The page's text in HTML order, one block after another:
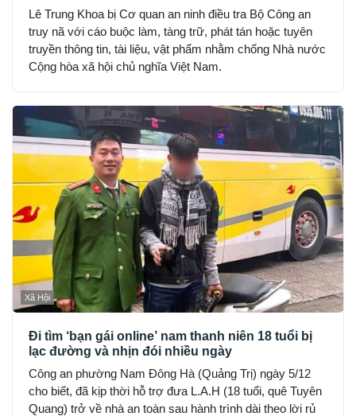
Lê Trung Khoa bị Cơ quan an ninh điều tra Bộ Công an
truy nã với cáo buộc làm, tàng trữ, phát tán hoặc tuyên
truyền thông tin, tài liệu, vật phẩm nhằm chống Nhà nước
Cộng hòa xã hội chủ nghĩa Việt Nam.
Xã Hội
Đi tìm ‘bạn gái online’ nam thanh niên 18 tuổi bị
lạc đường và nhịn đói nhiều ngày
Công an phường Nam Đông Hà (Quảng Trị) ngày 5/12
cho biết, đã kịp thời hỗ trợ đưa L.A.H (18 tuổi, quê Tuyên
Quang) trở về nhà an toàn sau hành trình dài theo lời rủ